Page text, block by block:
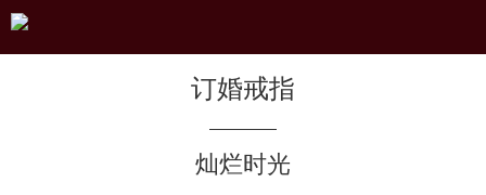
订婚戒指
灿烂时光